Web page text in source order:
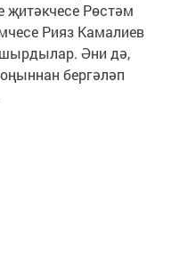
җитәкчесе Рөстәм
Рияз Камалиев
Әни дә,
бергәләп